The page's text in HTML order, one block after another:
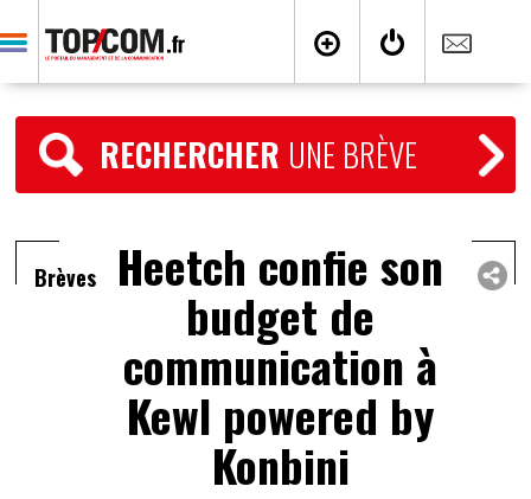
RECHERCHER UNE BRÈVE
Brèves Heetch confie son
budget de
communication à
Kewl powered by
Konbini